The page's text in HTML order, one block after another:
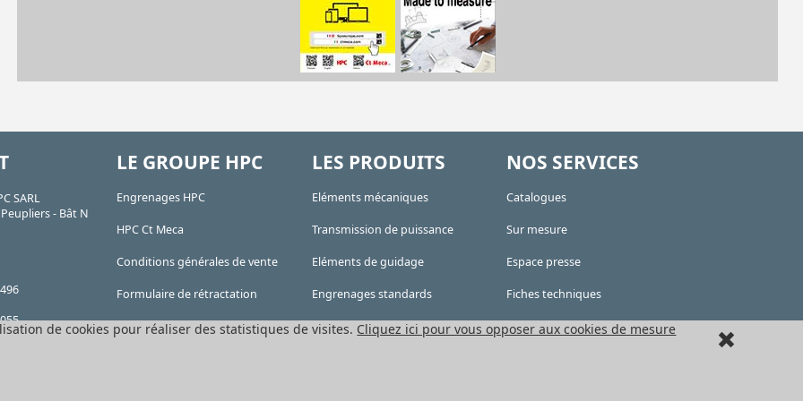
SARL
- Bât N
LE GROUPE HPC
Engrenages HPC
HPC Ct Meca
Conditions générales de vente
Formulaire de rétractation
Mentions légales
LES PRODUITS
Eléments mécaniques
Transmission de puissance
Eléments de guidage
Engrenages standards
Engrenages de précision
NOS SERVICES
Catalogues
Sur mesure
Espace presse
Fiches techniques
Espace concurrents
de cookies pour réaliser des statistiques de visites. Cliquez ici pour vous opposer aux cookies de mesure